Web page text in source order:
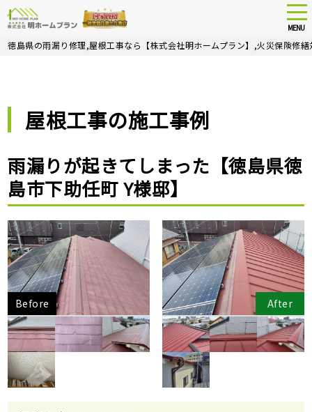
Skip
MENU
徳島県の雨漏り修理,屋根工事なら【株式会社明ホームプラン】,火災保険修繕
屋根工事の施工事例
雨漏りが起きてしまった【徳島県徳
島市下助任町 Y様邸】
Before After